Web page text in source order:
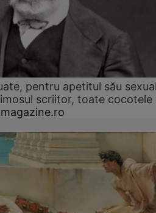
pentru apetitul său
scriitor, toate cocotele